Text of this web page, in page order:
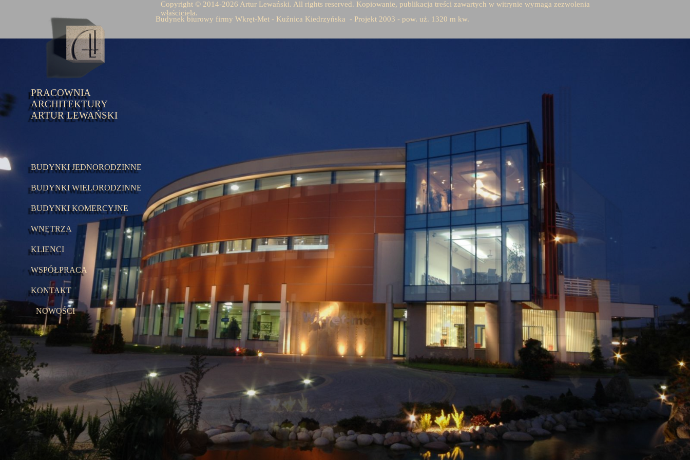
PRACOWNIA
ARCHITEKTURY
ARTUR LEWAŃSKI
BUDYNKI JEDNORODZINNE
BUDYNKI WIELORODZINNE
BUDYNKI KOMERCYJNE
WNĘTRZA
KLIENCI
WSPÓŁPRACA
Copyright © 2014-2026 Artur Lewański. All rights reserved. Kopiowanie, publikacja treści zawartych w witrynie wymaga zezwolenia
właściciela.
KONTAKT
NOWOŚCI
Budynek biurowy firmy Wkręt-Met - Kuźnica Kiedrzyńska - Projekt 2003 - pow. uż. 1320 m kw.